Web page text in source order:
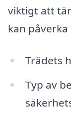
viktigt att
kan
Trädets
Typ av